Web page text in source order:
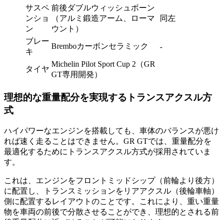
サスペ
ンショ
ン
前後ダブルウィッシュボーン
（アルミ鍛造アーム、ローマ
ウント）
同左
ブレー
キ
Bremboカーボンセラミック -
タイヤ
Michelin Pilot Sport Cup 2（GR
GT専用開発）
理想的な重量配分を実現するトランスアクスル方
式
ハイパワーなエンジンを搭載しても、車体のバランスが悪け
れば速く走ることはできません。GR GTでは、重量配分を
最適化するためにトランスアクスル方式が採用されていま
す。
これは、エンジンをフロントミッドシップ（前輪より後方）
に配置し、トランスミッションをリアアクスル（後輪車軸）
側に配置するレイアウトのことです。これにより、重い重量
物を車両の前後で分散させることができ、理想的とされる前